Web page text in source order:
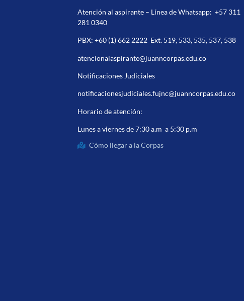
Atención al aspirante – Línea de Whatsapp:+57 311
281 0340
PBX:+60 (1) 662 2222 Ext. 519, 533, 535, 537, 538
atencionalaspirante@juanncorpas.edu.co
Notificaciones Judiciales
notificacionesjudiciales.fujnc@juanncorpas.edu.co
Horario de atención:
Lunes a viernes de 7:30 a.m a 5:30 p.m
Cómo llegar a la Corpas